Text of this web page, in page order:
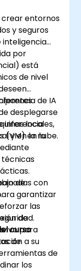
entornos
y seguros
inteligencia
por
está
de nivel
de IA
desplegarse
locales,
(VM) en la
inferencia
y en la nube.
de
garantizar
de
con
las
para
de
curso
a su
de
los